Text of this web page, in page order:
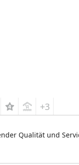
+3
Qualität und